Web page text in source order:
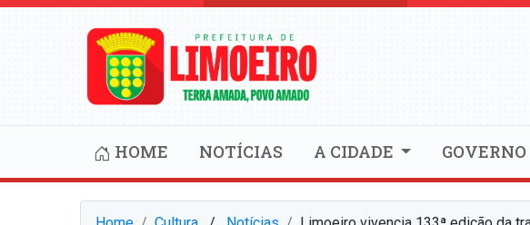
HOME NOTÍCIAS A CIDADE GOVERNO